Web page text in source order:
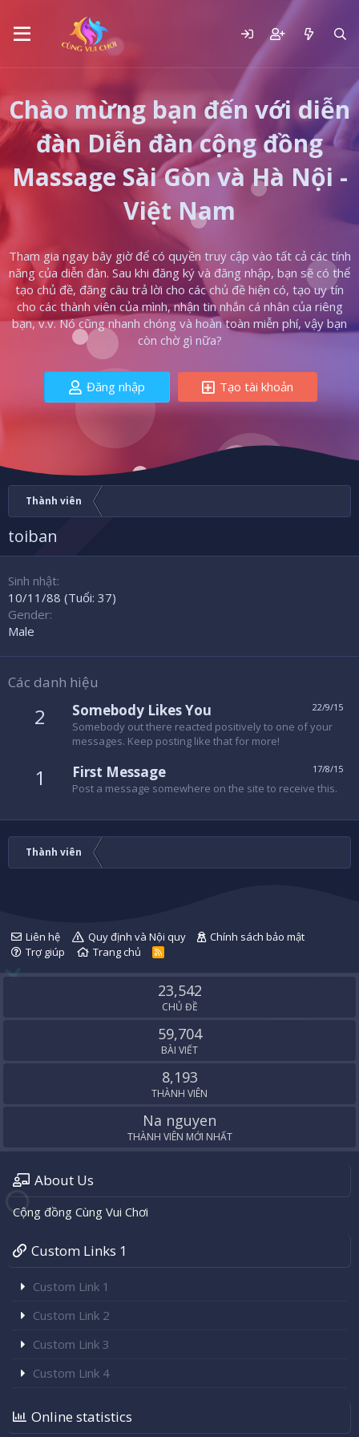
Chào mừng bạn đến với diễn
đàn Diễn đàn cộng đồng
Massage Sài Gòn và Hà Nội -
Việt Nam
Tham gia ngay bây giờ để có quyền truy cập vào tất cả các tính
năng của diễn đàn. Sau khi đăng ký và đăng nhập, bạn sẽ có thể
tạo chủ đề, đăng câu trả lời cho các chủ đề hiện có, tạo uy tín
cho các thành viên của mình, nhận tin nhắn cá nhân của riêng
bạn, v.v. Nó cũng nhanh chóng và hoàn toàn miễn phí, vậy bạn
còn chờ gì nữa?
Đăng nhập Tạo tài khoản
Thành viên
toiban
Sinh nhật
10/11/88 (Tuổi: 37)
Gender
Male
Các danh hiệu
2 22/9/15
Somebody Likes You
Somebody out there reacted positively to one of your
messages. Keep posting like that for more!
1 17/8/15
First Message
Post a message somewhere on the site to receive this.
Thành viên
Liên hệ Quy định và Nội quy
Chính sách bảo mật
Trợ giúp
Trang chủ
R
S
23,542
CHỦ ĐỀ
59,704
BÀI VIẾT
8,193
THÀNH VIÊN
Na nguyen
THÀNH VIÊN MỚI NHẤT
About Us
Cộng đồng Cùng Vui Chơi
Custom Links 1
Custom Link 1
Custom Link 2
Custom Link 3
Custom Link 4
Online statistics